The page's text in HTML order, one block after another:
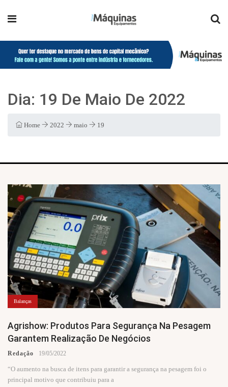
Dia: 19 De Maio De 2022
Home 2022 maio 19
Balanças
Agrishow: Produtos Para Segurança Na Pesagem
Garantem Realização De Negócios
Redação 19/05/2022
“O aumento na busca de itens para garantir a segurança na pesagem foi o
principal motivo que contribuiu para a